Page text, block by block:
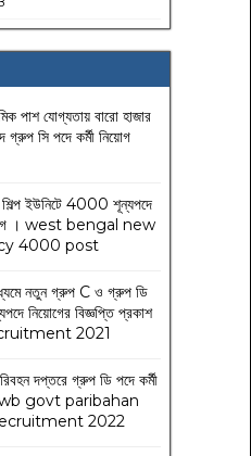
পাশ যোগ্যতায় বারো হাজার
গ্রুপ সি পদে কর্মী নিয়োগ
শিল্প ইউনিটে 4000 শূন্যপদে
। west bengal new
4000 post
নতুন গ্রুপ C ও গ্রুপ ডি
নিয়োগের বিজ্ঞপ্তি প্রকাশ
2021
দপ্তরে গ্রুপ ডি পদে কর্মী
wb govt paribahan
2022